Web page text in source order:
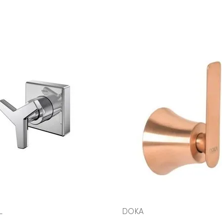
COMPRAR AGORA
VEJA MAIS
VEJA MAIS
DOKA